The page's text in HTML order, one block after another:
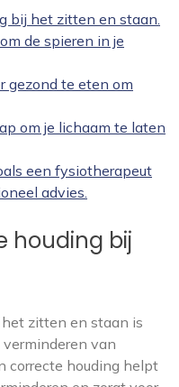
bij het zitten en staan.
de spieren in je
gezond te eten om
om je lichaam te laten
een fysiotherapeut
advies.
houding bij
zitten en staan is
van
correcte houding helpt